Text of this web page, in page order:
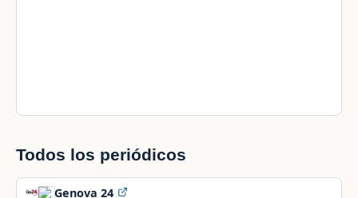
Todos los periódicos
Genova 24